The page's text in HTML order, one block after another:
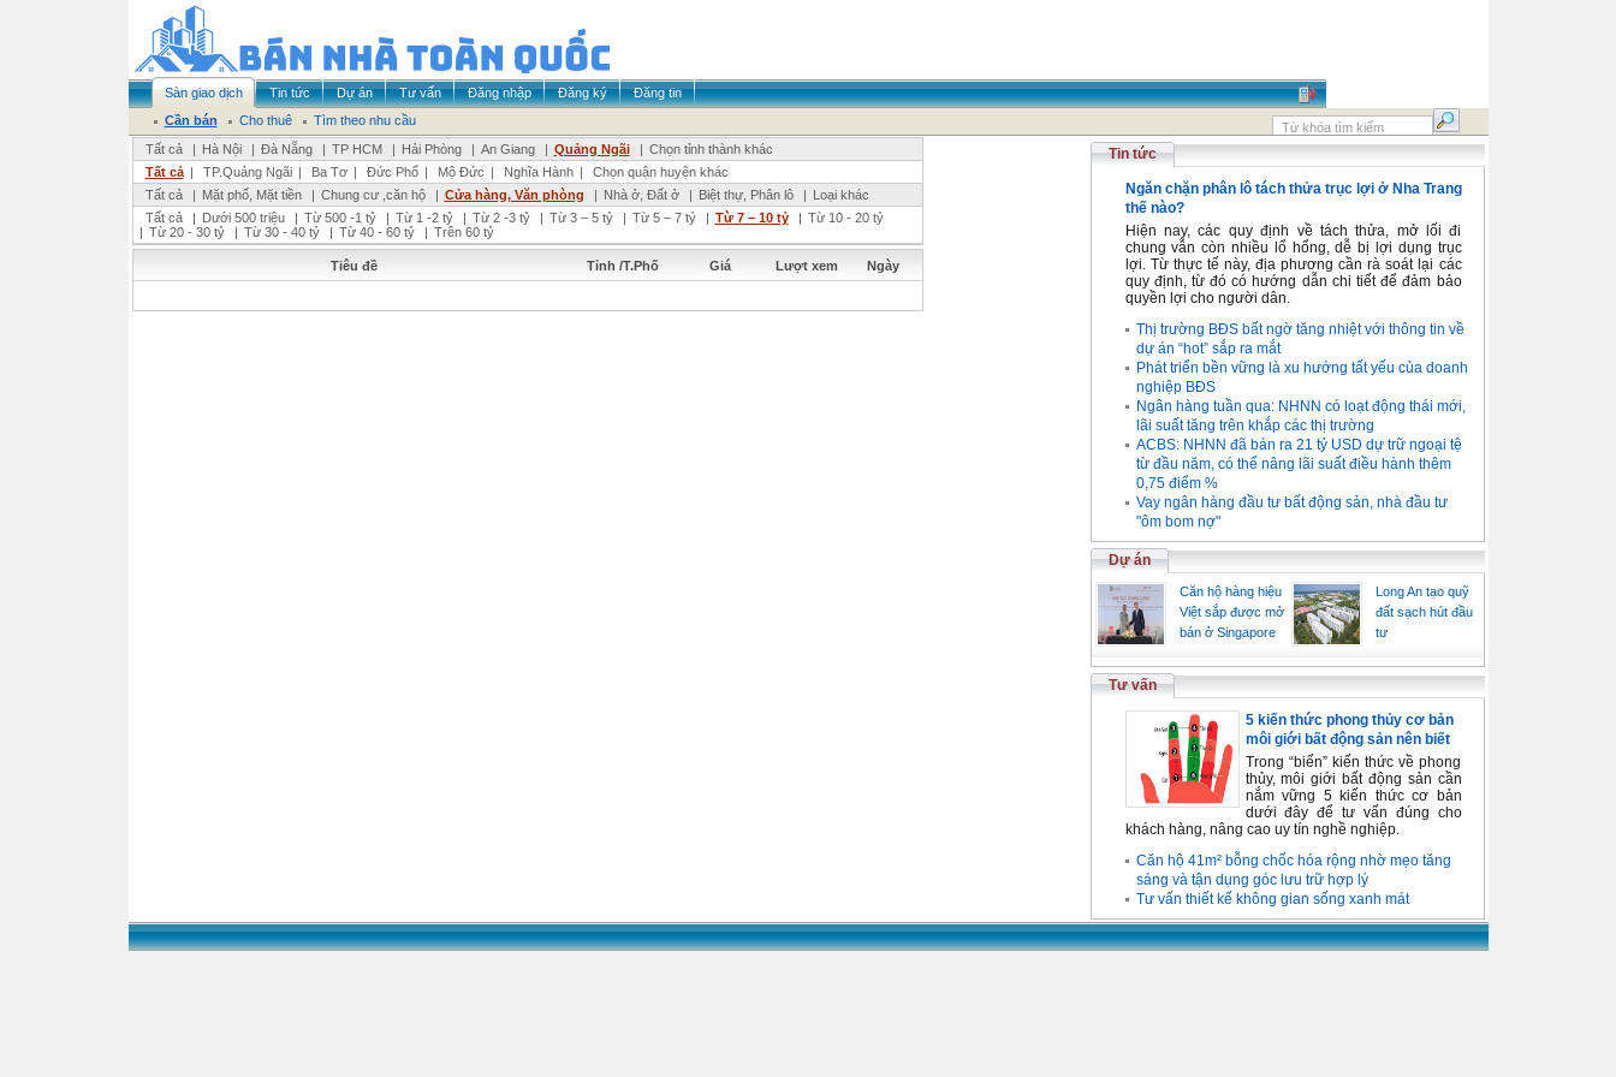
Sàn giao dịch Tin tức Dự án Tư vấn Đăng nhập Đăng ký
Đăng tin
Cần bán
Cho thuê
Tìm theo nhu cầu
Tất cả
| Hà Nội | Đà Nẵng | TP HCM | Hải Phòng | An Giang | Quảng Ngãi | Chọn tỉnh thành khác
Tất cả | TP.Quảng Ngãi | Ba Tơ | Đức Phổ | Mộ Đức | Nghĩa Hành |
Chọn quận huyện khác
Tất cả
| Mặt phố, Mặt tiền | Chung cư ,căn hộ | Cửa hàng, Văn phòng | Nhà ở, Đất ở | Biệt thự, Phân lô | Loại khác
Tất cả
| Dưới 500 triệu | Từ 500 -1 tỷ | Từ 1 -2 tỷ | Từ 2 -3 tỷ | Từ 3 – 5 tỷ | Từ 5 – 7 tỷ | Từ 7 – 10 tỷ | Từ 10 - 20 tỷ
| Từ 20 - 30 tỷ | Từ 30 - 40 tỷ | Từ 40 - 60 tỷ | Trên 60 tỷ
Tiêu đề Tỉnh /T.Phố Giá Lượt xem Ngày
Tin tức
Ngăn chặn phân lô tách thửa trục lợi ở Nha Trang
thế nào?
Hiện nay, các quy định về tách thửa, mở lối đi
chung vẫn còn nhiều lổ hổng, dễ bị lợi dụng trục
lợi. Từ thực tế này, địa phương cần rà soát lại các
quy định, từ đó có hướng dẫn chi tiết để đảm bảo
quyền lợi cho người dân.
Thị trường BĐS bất ngờ tăng nhiệt với thông tin về
dự án “hot” sắp ra mắt
Phát triển bền vững là xu hướng tất yếu của doanh
nghiệp BĐS
Ngân hàng tuần qua: NHNN có loạt động thái mới,
lãi suất tăng trên khắp các thị trường
ACBS: NHNN đã bán ra 21 tỷ USD dự trữ ngoại tệ
từ đầu năm, có thể nâng lãi suất điều hành thêm
0,75 điểm %
Vay ngân hàng đầu tư bất động sản, nhà đầu tư
"ôm bom nợ"
Dự án
Căn hộ hàng hiệu
Việt sắp được mở
bán ở Singapore
Long An tạo quỹ
đất sạch hút đầu
tư
Tư vấn
5 kiến thức phong thủy cơ bản
môi giới bất động sản nên biết
Trong “biển” kiến thức về phong
thủy, môi giới bất động sản cần
nắm vững 5 kiến thức cơ bản
dưới đây để tư vấn đúng cho
khách hàng, nâng cao uy tín nghề nghiệp.
Căn hộ 41m² bỗng chốc hóa rộng nhờ mẹo tăng
sáng và tận dụng góc lưu trữ hợp lý
Tư vấn thiết kế không gian sống xanh mát